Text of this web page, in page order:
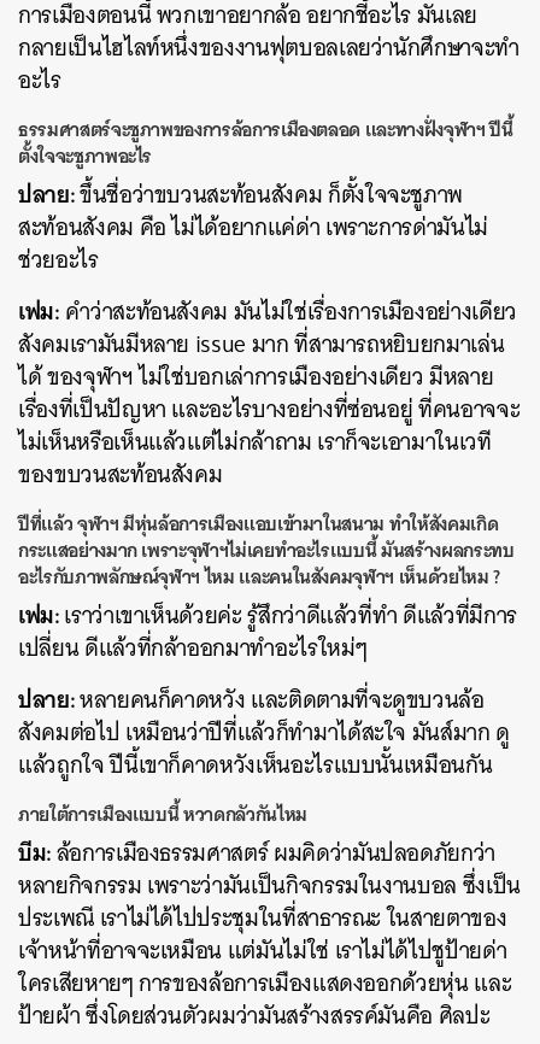
การเมืองตอนนี้ พวกเขาอยากล้อ อยากชี้อะไร มันเลย
กลายเป็นไฮไลท์หนึ่งของงานฟุตบอลเลยว่านักศึกษาจะทำ
อะไร
ธรรมศาสตร์จะชูภาพของการล้อการเมืองตลอด และทางฝั่งจุฬาฯ ปีนี้
ตั้งใจจะชูภาพอะไร
ปลาย:ขึ้นชื่อว่าขบวนสะท้อนสังคม ก็ตั้งใจจะชูภาพ
สะท้อนสังคม คือ ไม่ได้อยากแค่ด่า เพราะการด่ามันไม่
ช่วยอะไร
เฟม:คำว่าสะท้อนสังคม มันไม่ใช่เรื่องการเมืองอย่างเดียว
สังคมเรามันมีหลาย issue มาก ที่สามารถหยิบยกมาเล่น
ได้ ของจุฬาฯ ไม่ใช่บอกเล่าการเมืองอย่างเดียว มีหลาย
เรื่องที่เป็นปัญหา และอะไรบางอย่างที่ซ่อนอยู่ ที่คนอาจจะ
ไม่เห็นหรือเห็นแล้วแต่ไม่กล้าถาม เราก็จะเอามาในเวที
ของขบวนสะท้อนสังคม
ปีที่แล้ว จุฬาฯ มีหุ่นล้อการเมืองแอบเข้ามาในสนาม ทำให้สังคมเกิด
กระแสอย่างมาก เพราะจุฬาฯไม่เคยทำอะไรแบบนี้ มันสร้างผลกระทบ
อะไรกับภาพลักษณ์จุฬาฯ ไหม และคนในสังคมจุฬาฯ เห็นด้วยไหม ?
เฟม:เราว่าเขาเห็นด้วยค่ะ รู้สึกว่าดีแล้วที่ทำ ดีแล้วที่มีการ
เปลี่ยน ดีแล้วที่กล้าออกมาทำอะไรใหม่ๆ
ปลาย:หลายคนก็คาดหวัง และติดตามที่จะดูขบวนล้อ
สังคมต่อไป เหมือนว่าปีที่แล้วก็ทำมาได้สะใจ มันส์มาก ดู
แล้วถูกใจ ปีนี้เขาก็คาดหวังเห็นอะไรแบบนั้นเหมือนกัน
ภายใต้การเมืองแบบนี้ หวาดกลัวกันไหม
บีม:ล้อการเมืองธรรมศาสตร์ ผมคิดว่ามันปลอดภัยกว่า
หลายกิจกรรม เพราะว่ามันเป็นกิจกรรมในงานบอล ซึ่งเป็น
ประเพณี เราไม่ได้ไปประชุมในที่สาธารณะ ในสายตาของ
เจ้าหน้าที่อาจจะเหมือน แต่มันไม่ใช่ เราไม่ได้ไปชูป้ายด่า
ใครเสียหายๆ การของล้อการเมืองแสดงออกด้วยหุ่น และ
ป้ายผ้า ซึ่งโดยส่วนตัวผมว่ามันสร้างสรรค์มันคือ ศิลปะ